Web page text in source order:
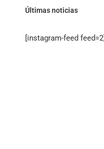
Últimas noticias
[instagram-feed feed=2]